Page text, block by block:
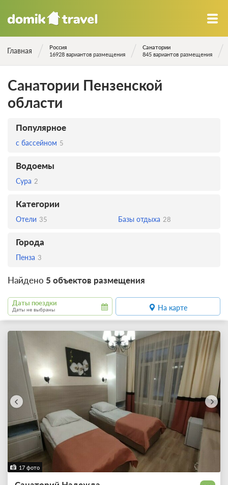
Главная
Россия
16928 вариантов размещения
Санатории
845 вариантов размещения
Санатории Пензенской
области
Популярное
с бассейном 5
Водоемы
Сура 2
Категории
Отели 35 Базы отдыха 28
Города
Пенза 3
Найдено 5 объектов размещения
Даты поездки
Даты не выбраны На карте
17 фото